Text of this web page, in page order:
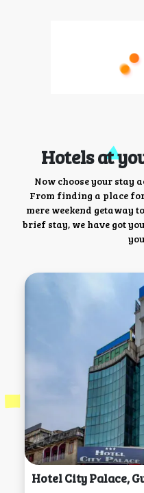
Hotels at
Now choose your stay
From finding a place
mere weekend getaway
brief stay, we have got
Hotel City Palace,